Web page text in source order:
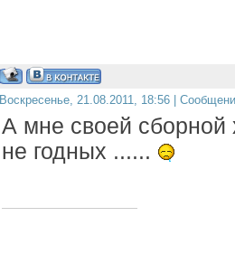
Воскресенье, 21.08.2011, 18:56 |
А мне своей сборной
не годных ......